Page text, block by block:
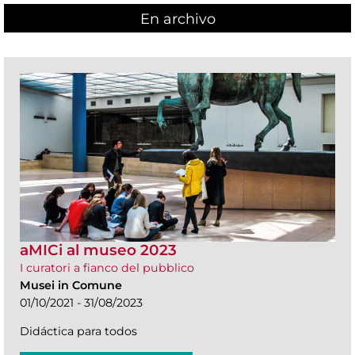
En archivo
aMICi al museo 2023
I curatori a fianco del pubblico
Musei in Comune
01/10/2021 - 31/08/2023
Didáctica para todos